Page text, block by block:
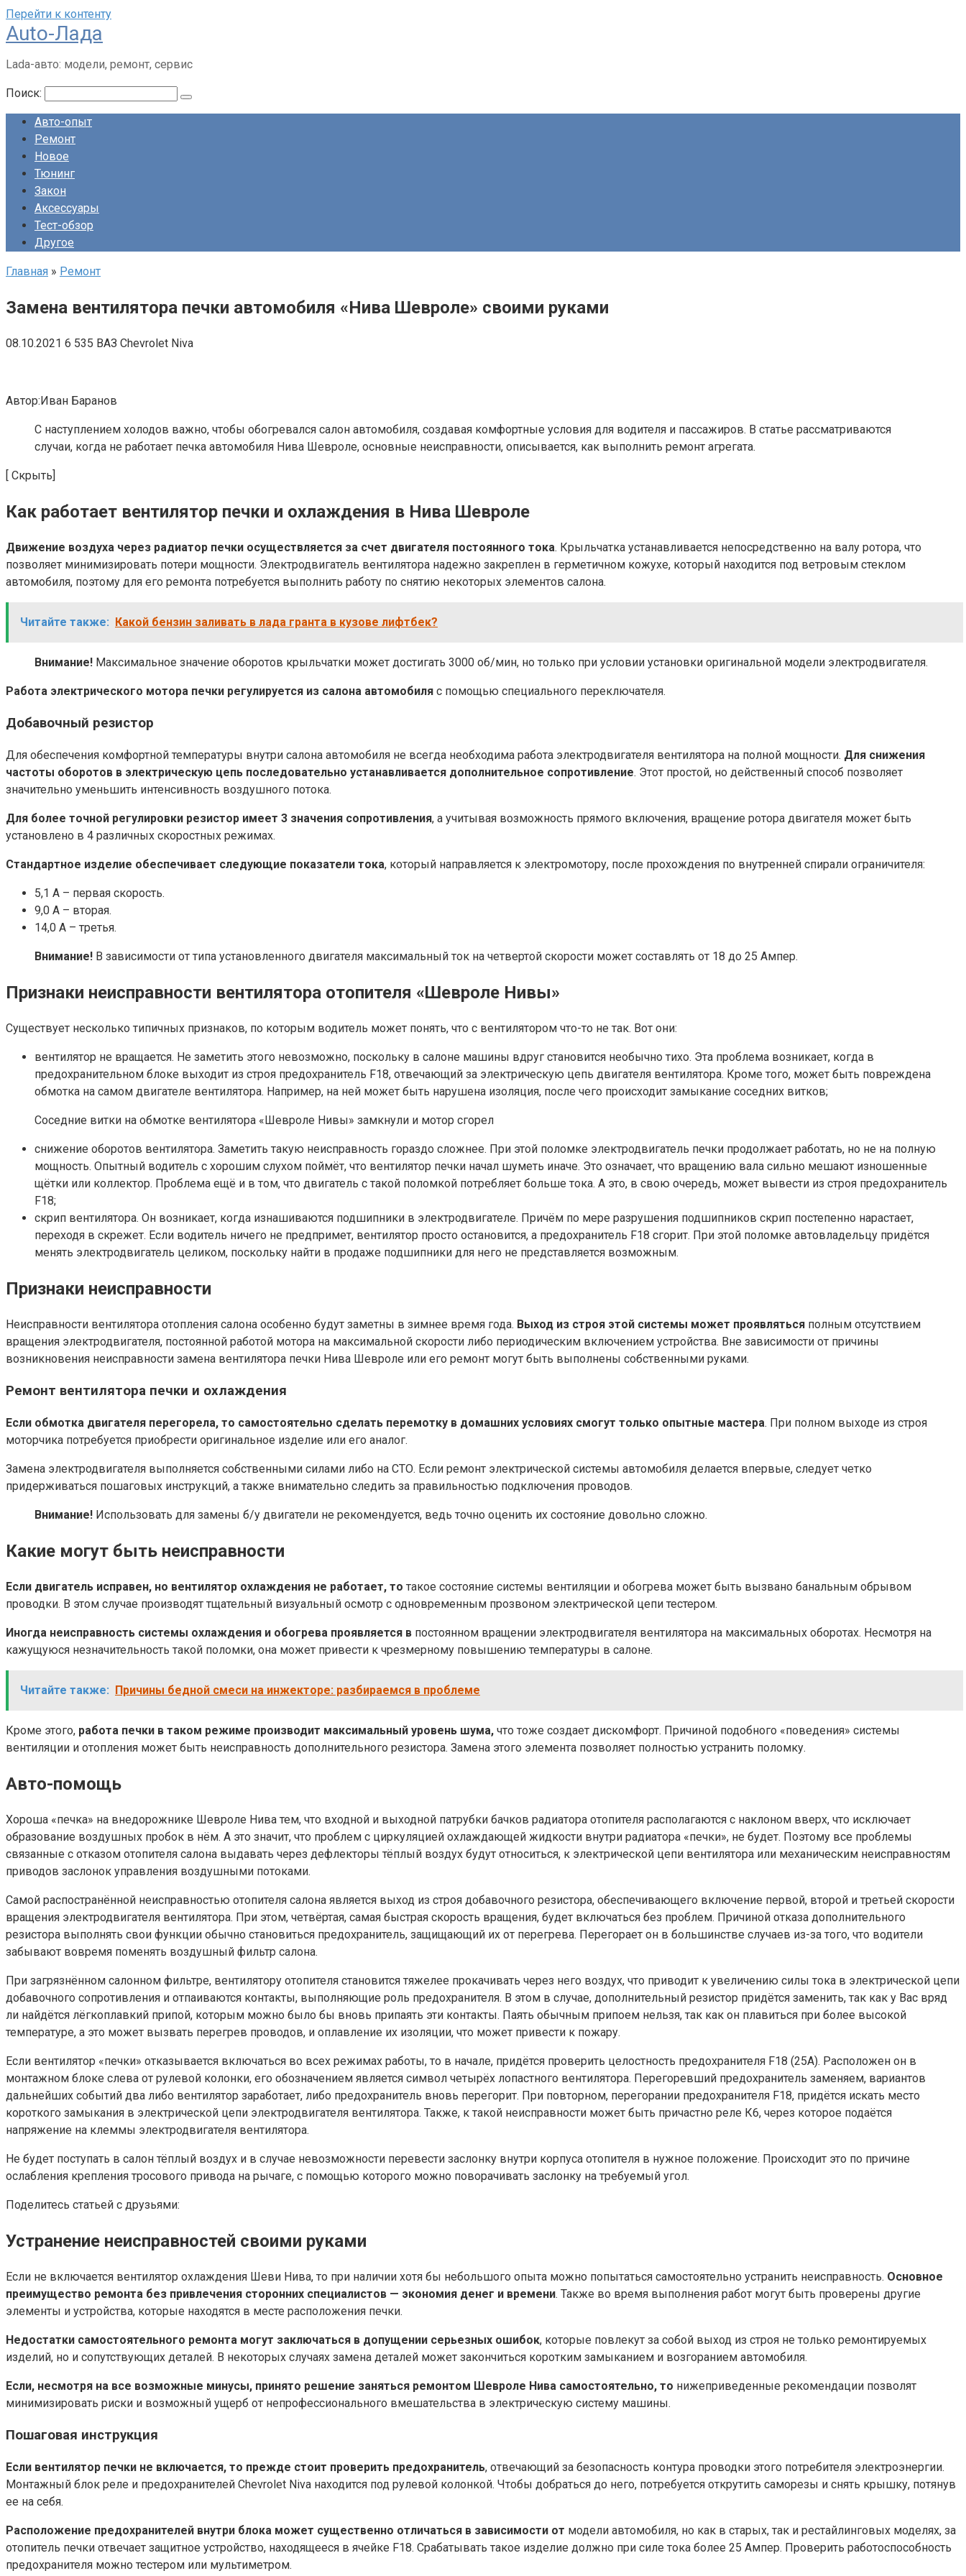
Перейти к контенту
Auto-Лада
Lada-авто: модели, ремонт, сервис
Поиск:
Авто-опыт
Ремонт
Новое
Тюнинг
Закон
Аксессуары
Тест-обзор
Другое
Главная » Ремонт
Замена вентилятора печки автомобиля «Нива Шевроле» своими руками
08.10.2021 6 535 ВАЗ Chevrolet Niva
Автор:Иван Баранов
С наступлением холодов важно, чтобы обогревался салон автомобиля, создавая комфортные условия для водителя и пассажиров. В статье рассматриваются
случаи, когда не работает печка автомобиля Нива Шевроле, основные неисправности, описывается, как выполнить ремонт агрегата.
[ Скрыть]
Как работает вентилятор печки и охлаждения в Нива Шевроле
Движение воздуха через радиатор печки осуществляется за счет двигателя постоянного тока. Крыльчатка устанавливается непосредственно на валу ротора, что
позволяет минимизировать потери мощности. Электродвигатель вентилятора надежно закреплен в герметичном кожухе, который находится под ветровым стеклом
автомобиля, поэтому для его ремонта потребуется выполнить работу по снятию некоторых элементов салона.
Читайте также: Какой бензин заливать в лада гранта в кузове лифтбек?
Внимание! Максимальное значение оборотов крыльчатки может достигать 3000 об/мин, но только при условии установки оригинальной модели электродвигателя.
Работа электрического мотора печки регулируется из салона автомобиля с помощью специального переключателя.
Добавочный резистор
Для обеспечения комфортной температуры внутри салона автомобиля не всегда необходима работа электродвигателя вентилятора на полной мощности. Для снижения
частоты оборотов в электрическую цепь последовательно устанавливается дополнительное сопротивление. Этот простой, но действенный способ позволяет
значительно уменьшить интенсивность воздушного потока.
Для более точной регулировки резистор имеет 3 значения сопротивления, а учитывая возможность прямого включения, вращение ротора двигателя может быть
установлено в 4 различных скоростных режимах.
Стандартное изделие обеспечивает следующие показатели тока, который направляется к электромотору, после прохождения по внутренней спирали ограничителя:
5,1 А – первая скорость.
9,0 А – вторая.
14,0 А – третья.
Внимание! В зависимости от типа установленного двигателя максимальный ток на четвертой скорости может составлять от 18 до 25 Ампер.
Признаки неисправности вентилятора отопителя «Шевроле Нивы»
Существует несколько типичных признаков, по которым водитель может понять, что с вентилятором что-то не так. Вот они:
вентилятор не вращается. Не заметить этого невозможно, поскольку в салоне машины вдруг становится необычно тихо. Эта проблема возникает, когда в
предохранительном блоке выходит из строя предохранитель F18, отвечающий за электрическую цепь двигателя вентилятора. Кроме того, может быть повреждена
обмотка на самом двигателе вентилятора. Например, на ней может быть нарушена изоляция, после чего происходит замыкание соседних витков;
Соседние витки на обмотке вентилятора «Шевроле Нивы» замкнули и мотор сгорел
снижение оборотов вентилятора. Заметить такую неисправность гораздо сложнее. При этой поломке электродвигатель печки продолжает работать, но не на полную
мощность. Опытный водитель с хорошим слухом поймёт, что вентилятор печки начал шуметь иначе. Это означает, что вращению вала сильно мешают изношенные
щётки или коллектор. Проблема ещё и в том, что двигатель с такой поломкой потребляет больше тока. А это, в свою очередь, может вывести из строя предохранитель
F18;
скрип вентилятора. Он возникает, когда изнашиваются подшипники в электродвигателе. Причём по мере разрушения подшипников скрип постепенно нарастает,
переходя в скрежет. Если водитель ничего не предпримет, вентилятор просто остановится, а предохранитель F18 сгорит. При этой поломке автовладельцу придётся
менять электродвигатель целиком, поскольку найти в продаже подшипники для него не представляется возможным.
Признаки неисправности
Неисправности вентилятора отопления салона особенно будут заметны в зимнее время года. Выход из строя этой системы может проявляться полным отсутствием
вращения электродвигателя, постоянной работой мотора на максимальной скорости либо периодическим включением устройства. Вне зависимости от причины
возникновения неисправности замена вентилятора печки Нива Шевроле или его ремонт могут быть выполнены собственными руками.
Ремонт вентилятора печки и охлаждения
Если обмотка двигателя перегорела, то самостоятельно сделать перемотку в домашних условиях смогут только опытные мастера. При полном выходе из строя
моторчика потребуется приобрести оригинальное изделие или его аналог.
Замена электродвигателя выполняется собственными силами либо на СТО. Если ремонт электрической системы автомобиля делается впервые, следует четко
придерживаться пошаговых инструкций, а также внимательно следить за правильностью подключения проводов.
Внимание! Использовать для замены б/у двигатели не рекомендуется, ведь точно оценить их состояние довольно сложно.
Какие могут быть неисправности
Если двигатель исправен, но вентилятор охлаждения не работает, то такое состояние системы вентиляции и обогрева может быть вызвано банальным обрывом
проводки. В этом случае производят тщательный визуальный осмотр с одновременным прозвоном электрической цепи тестером.
Иногда неисправность системы охлаждения и обогрева проявляется в постоянном вращении электродвигателя вентилятора на максимальных оборотах. Несмотря на
кажущуюся незначительность такой поломки, она может привести к чрезмерному повышению температуры в салоне.
Читайте также: Причины бедной смеси на инжекторе: разбираемся в проблеме
Кроме этого, работа печки в таком режиме производит максимальный уровень шума, что тоже создает дискомфорт. Причиной подобного «поведения» системы
вентиляции и отопления может быть неисправность дополнительного резистора. Замена этого элемента позволяет полностью устранить поломку.
Авто-помощь
Хороша «печка» на внедорожнике Шевроле Нива тем, что входной и выходной патрубки бачков радиатора отопителя располагаются с наклоном вверх, что исключает
образование воздушных пробок в нём. А это значит, что проблем с циркуляцией охлаждающей жидкости внутри радиатора «печки», не будет. Поэтому все проблемы
связанные с отказом отопителя салона выдавать через дефлекторы тёплый воздух будут относиться, к электрической цепи вентилятора или механическим неисправностям
приводов заслонок управления воздушными потоками.
Самой распостранённой неисправностью отопителя салона является выход из строя добавочного резистора, обеспечивающего включение первой, второй и третьей скорости
вращения электродвигателя вентилятора. При этом, четвёртая, самая быстрая скорость вращения, будет включаться без проблем. Причиной отказа дополнительного
резистора выполнять свои функции обычно становиться предохранитель, защищающий их от перегрева. Перегорает он в большинстве случаев из-за того, что водители
забывают вовремя поменять воздушный фильтр салона.
При загрязнённом салонном фильтре, вентилятору отопителя становится тяжелее прокачивать через него воздух, что приводит к увеличению силы тока в электрической цепи
добавочного сопротивления и отпаиваются контакты, выполняющие роль предохранителя. В этом в случае, дополнительный резистор придётся заменить, так как у Вас вряд
ли найдётся лёгкоплавкий припой, которым можно было бы вновь припаять эти контакты. Паять обычным припоем нельзя, так как он плавиться при более высокой
температуре, а это может вызвать перегрев проводов, и оплавление их изоляции, что может привести к пожару.
Если вентилятор «печки» отказывается включаться во всех режимах работы, то в начале, придётся проверить целостность предохранителя F18 (25А). Расположен он в
монтажном блоке слева от рулевой колонки, его обозначением является символ четырёх лопастного вентилятора. Перегоревший предохранитель заменяем, вариантов
дальнейших событий два либо вентилятор заработает, либо предохранитель вновь перегорит. При повторном, перегорании предохранителя F18, придётся искать место
короткого замыкания в электрической цепи электродвигателя вентилятора. Также, к такой неисправности может быть причастно реле К6, через которое подаётся
напряжение на клеммы электродвигателя вентилятора.
Не будет поступать в салон тёплый воздух и в случае невозможности перевести заслонку внутри корпуса отопителя в нужное положение. Происходит это по причине
ослабления крепления тросового привода на рычаге, с помощью которого можно поворачивать заслонку на требуемый угол.
Поделитесь статьей с друзьями:
Устранение неисправностей своими руками
Если не включается вентилятор охлаждения Шеви Нива, то при наличии хотя бы небольшого опыта можно попытаться самостоятельно устранить неисправность. Основное
преимущество ремонта без привлечения сторонних специалистов — экономия денег и времени. Также во время выполнения работ могут быть проверены другие
элементы и устройства, которые находятся в месте расположения печки.
Недостатки самостоятельного ремонта могут заключаться в допущении серьезных ошибок, которые повлекут за собой выход из строя не только ремонтируемых
изделий, но и сопутствующих деталей. В некоторых случаях замена деталей может закончиться коротким замыканием и возгоранием автомобиля.
Если, несмотря на все возможные минусы, принято решение заняться ремонтом Шевроле Нива самостоятельно, то нижеприведенные рекомендации позволят
минимизировать риски и возможный ущерб от непрофессионального вмешательства в электрическую систему машины.
Пошаговая инструкция
Если вентилятор печки не включается, то прежде стоит проверить предохранитель, отвечающий за безопасность контура проводки этого потребителя электроэнергии.
Монтажный блок реле и предохранителей Chevrolet Niva находится под рулевой колонкой. Чтобы добраться до него, потребуется открутить саморезы и снять крышку, потянув
ее на себя.
Расположение предохранителей внутри блока может существенно отличаться в зависимости от модели автомобиля, но как в старых, так и рестайлинговых моделях, за
отопитель печки отвечает защитное устройство, находящееся в ячейке F18. Срабатывать такое изделие должно при силе тока более 25 Ампер. Проверить работоспособность
предохранителя можно тестером или мультиметром.